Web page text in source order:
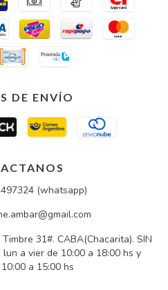
DE ENVÍO
(whatsapp)
31#. CABA(Chacarita). SIN
lun a vier de 10:00 a 18:00 hs y
a 15:00 hs